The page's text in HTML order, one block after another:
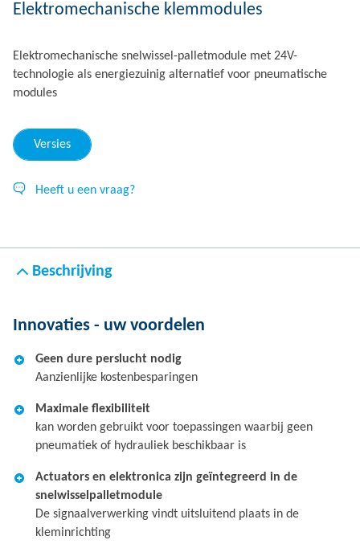
Elektromechanische klemmodules
Elektromechanische snelwissel-palletmodule met 24V-
technologie als energiezuinig alternatief voor pneumatische
modules
Versies
Heeft u een vraag?
Beschrijving
Innovaties - uw voordelen
Geen dure perslucht nodig
Aanzienlijke kostenbesparingen
Maximale flexibiliteit
kan worden gebruikt voor toepassingen waarbij geen
pneumatiek of hydrauliek beschikbaar is
Actuators en elektronica zijn geïntegreerd in de
snelwisselpalletmodule
De signaalverwerking vindt uitsluitend plaats in de
kleminrichting